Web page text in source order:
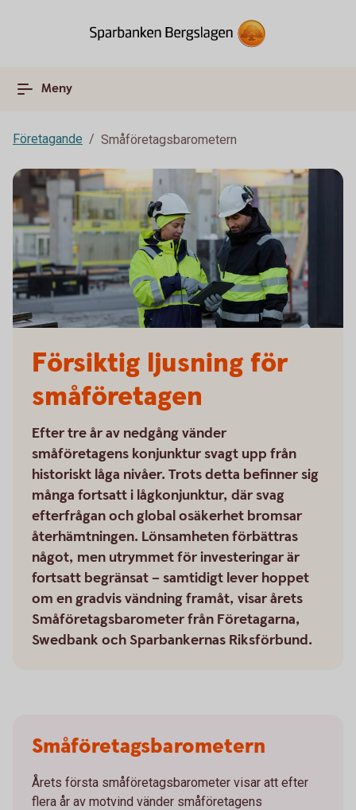
Meny
Företagande Småföretagsbarometern
Försiktig ljusning för
småföretagen
Efter tre år av nedgång vänder
småföretagens konjunktur svagt upp från
historiskt låga nivåer. Trots detta befinner sig
många fortsatt i lågkonjunktur, där svag
efterfrågan och global osäkerhet bromsar
återhämtningen. Lönsamheten förbättras
något, men utrymmet för investeringar är
fortsatt begränsat – samtidigt lever hoppet
om en gradvis vändning framåt, visar årets
Småföretagsbarometer från Företagarna,
Swedbank och Sparbankernas Riksförbund.
Småföretagsbarometern
Årets första småföretagsbarometer visar att efter
flera år av motvind vänder småföretagens